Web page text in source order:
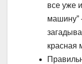
все уже
машину”
красная